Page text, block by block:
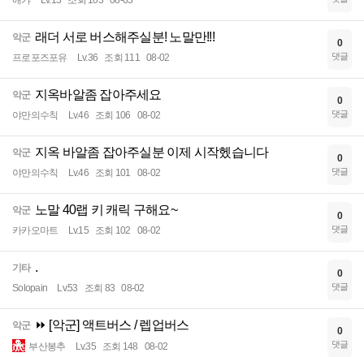
악군 래더 서로 버스해주실분! 노말만!!!
프로포즈포유 Lv.36 조회 111 08-02
0
댓글
악군 지옥바알좀 잡아주세요
야만의수칙 Lv.46 조회 106 08-02
0
댓글
악군 지옥 바알좀 잡아주실분 이제 시작헸습니다
야만의수칙 Lv.46 조회 101 08-02
0
댓글
악군 노말 40랩 키 캐릭 구해요~
카카오마트 Lv.15 조회 102 08-02
0
댓글
기타 .
Solopain Lv.53 조회 83 08-02
0
댓글
악군 ⏩ [악군] 액트버스 / 렙업버스
부산봉추 Lv.35 조회 148 08-02
0
댓글